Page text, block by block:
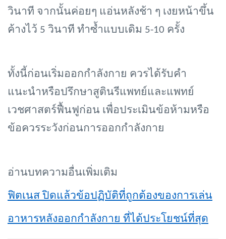
วินาที จากนั้นค่อยๆ แอ่นหลังช้า ๆ เงยหน้าขึ้น
ค้างไว้ 5 วินาที ทำซ้ำแบบเดิม 5-10 ครั้ง
ทั้งนี้ก่อนเริ่มออกกำลังกาย ควรได้รับคำ
แนะนำหรือปรึกษาสูตินรีแพทย์และแพทย์
เวชศาสตร์ฟื้นฟูก่อน เพื่อประเมินข้อห้ามหรือ
ข้อควรระวังก่อนการออกกำลังกาย
อ่านบทความอื่นเพิ่มเติม
ฟิตเนส ปิดแล้วข้อปฏิบัติที่ถูกต้องของการเล่น
อาหารหลังออกกำลังกาย ที่ได้ประโยชน์ที่สุด